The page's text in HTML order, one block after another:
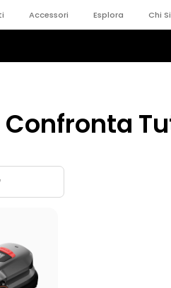
Accessori Esplora Chi
Confronta